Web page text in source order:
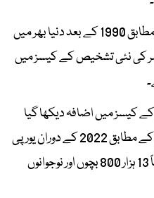
برٹش میڈیکل جرنل کی رپورٹ کے مطابق 1990 کے بعد دنیا بھر میں
کی نئی تشخیص کے کیسز میں
کیسز میں اضافہ دیکھا گیا
ہے۔ یورپی کینسر انفارمیشن سسٹم کے مطابق 2022 کے دوران یورپی
یونین کے 27 رکن ممالک میں تقریباً 13 ہزار 800 بچوں اور نوجوانوں